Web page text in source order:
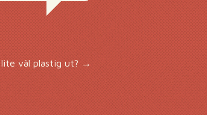
lite väl plastig ut?→